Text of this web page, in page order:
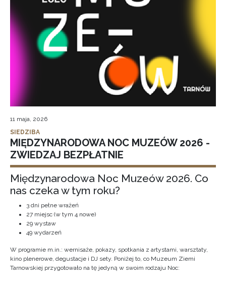
11 maja, 2026
SIEDZIBA
MIĘDZYNARODOWA NOC MUZEÓW 2026 -
ZWIEDZAJ BEZPŁATNIE
Międzynarodowa Noc Muzeów 2026. Co
nas czeka w tym roku?
3 dni pełne wrażeń
27 miejsc (w tym 4 nowe)
29 wystaw
49 wydarzeń
W programie m.in.: wernisaże, pokazy, spotkania z artystami, warsztaty,
kino plenerowe, degustacje i DJ sety. Poniżej to, co Muzeum Ziemi
Tarnowskiej przygotowało na tę jedyną w swoim rodzaju Noc: